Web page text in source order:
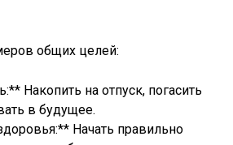
общих целей:
Накопить на отпуск, погасить
в будущее.
Начать правильно